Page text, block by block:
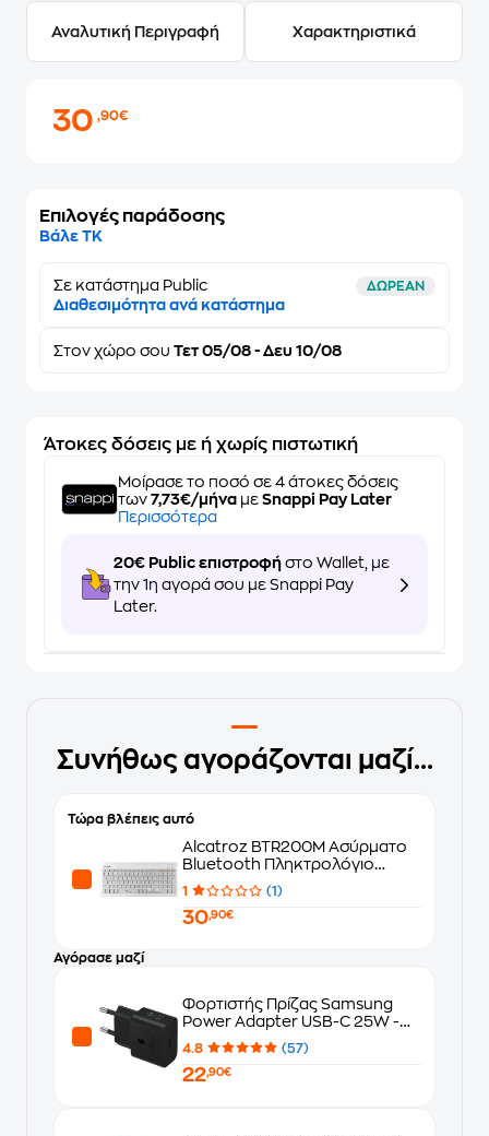
Αναλυτική Περιγραφή Χαρακτηριστικά
30,90€
Επιλογές παράδοσης
Βάλε ΤΚ
Σε κατάστημα Public ΔΩΡΕΑΝ
Διαθεσιμότητα ανά κατάστημα
Στον χώρο σου Τετ 05/08 - Δευ 10/08
Άτοκες δόσεις με ή χωρίς πιστωτική
Μοίρασε το ποσό σε 4 άτοκες δόσεις
των 7,73€/μήνα με Snappi Pay Later
Περισσότερα
20€ Public επιστροφή στο Wallet, με
την 1η αγορά σου με Snappi Pay
Later.
Συνήθως αγοράζονται μαζί...
Τώρα βλέπεις αυτό
Alcatroz BTR200M Ασύρματο
Bluetooth Πληκτρολόγιο
Αγγλικό (US) - Γκρι
1 (1)
30,90€
Αγόρασε μαζί
Φορτιστής Πρίζας Samsung
Power Adapter USB-C 25W -
Μαύρο
4.8 (57)
22,90€